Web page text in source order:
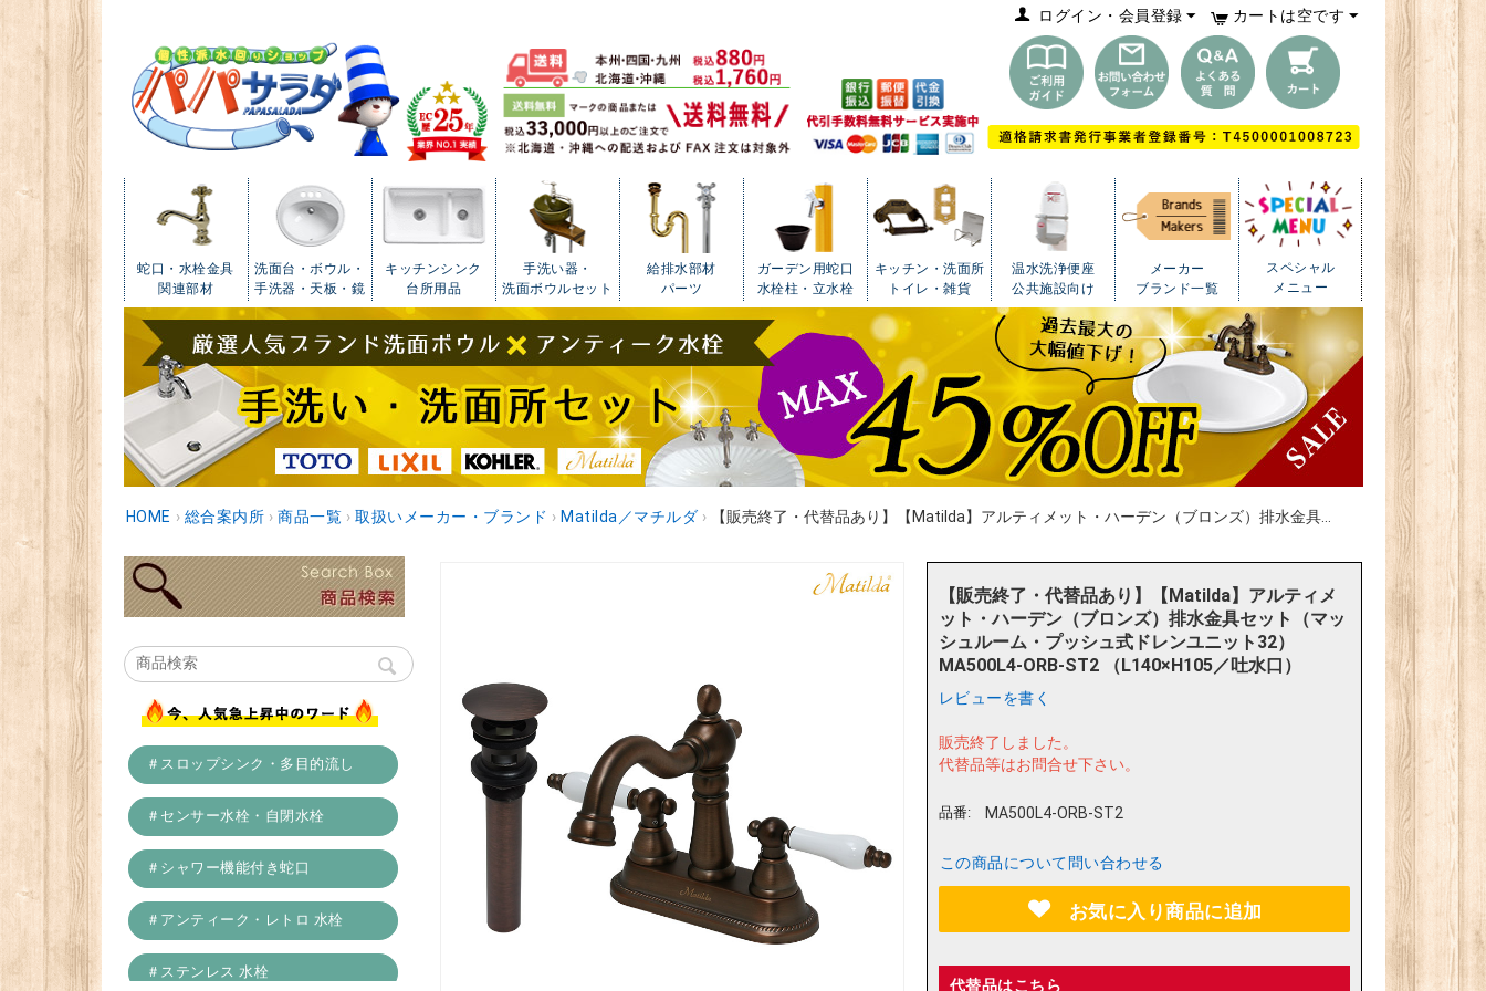
カートは空です
ログイン・会員登録
蛇口・水栓金具
関連部材
洗面台・ボウル・
手洗器・天板・鏡
キッチンシンク
台所用品
手洗い器・
洗面ボウルセット
給排水部材
パーツ
ガーデン用蛇口
水栓柱・立水栓
キッチン・洗面所
トイレ・雑貨
温水洗浄便座
公共施設向け
メーカー
ブランド一覧
スペシャル
メニュー
HOME › 総合案内所 › 商品一覧 › 取扱いメーカー・ブランド › Matilda／マチルダ › 【販売終了・代替品あり】【Matilda】アルティメット・ハーデン（ブロンズ）排水金具...
＃スロップシンク・多目的流し
＃センサー水栓・自閉水栓
＃シャワー機能付き蛇口
＃アンティーク・レトロ 水栓
＃ステンレス 水栓
【販売終了・代替品あり】【Matilda】アルティメ
ット・ハーデン（ブロンズ）排水金具セット（マッ
シュルーム・プッシュ式ドレンユニット32）
MA500L4-ORB-ST2 （L140×H105／吐水口）
レビューを書く
販売終了しました。
代替品等はお問合せ下さい。
品番: MA500L4-ORB-ST2
この商品について問い合わせる
お気に入り商品に追加
代替品はこちら